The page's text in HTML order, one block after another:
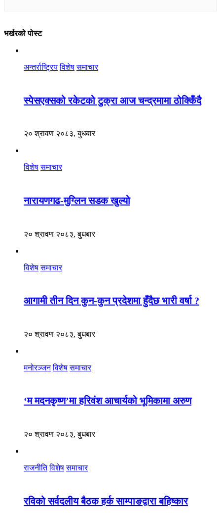
भर्खरको पोस्ट
अन्तर्राष्ट्रिय विशेष समाचार
स्पेसएक्सको रकेटको टुक्रा आज चन्द्रमामा ठोक्किँदै
२० श्रावण २०८३, बुधबार
विशेष समाचार
नारायणगढ-मुग्लिन सडक खुल्यो
२० श्रावण २०८३, बुधबार
विशेष समाचार
आगामी तीन दिन कुन-कुन प्रदेशमा हुँदैछ भारी वर्षा ?
२० श्रावण २०८३, बुधबार
मनोरञ्जन विशेष समाचार
‘म मदनकृष्ण’मा हरिवंश आचार्यको भूमिकामा अरुण
२० श्रावण २०८३, बुधबार
राजनीति विशेष समाचार
रविको सर्वदलीय बैठक हर्क साम्पाङद्वारा बहिष्कार